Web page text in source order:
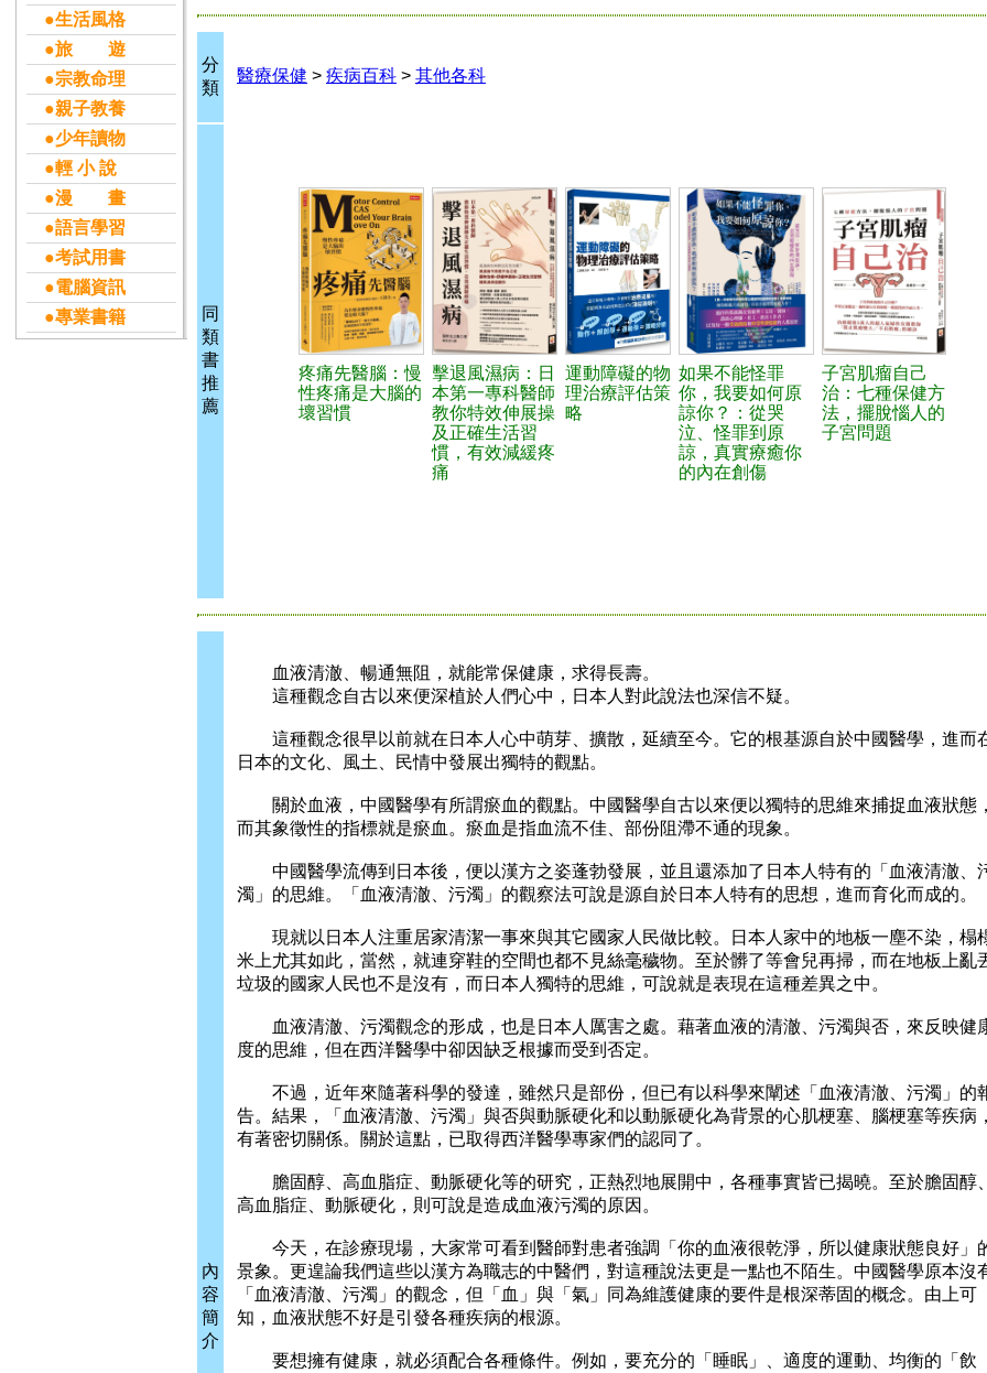
●生活風格
●旅 遊
●宗教命理
●親子教養
●少年讀物
●輕 小 說
●漫 畫
●語言學習
●考試用書
●電腦資訊
●專業書籍
分
類
醫療保健 > 疾病百科 > 其他各科
同
類
書
推
薦
疼痛先醫腦：慢
性疼痛是大腦的
壞習慣
擊退風濕病：日
本第一專科醫師
教你特效伸展操
及正確生活習
慣，有效減緩疼
痛
運動障礙的物
理治療評估策
略
如果不能怪罪
你，我要如何原
諒你？：從哭
泣、怪罪到原
諒，真實療癒你
的內在創傷
子宮肌瘤自己
治：七種保健方
法，擺脫惱人的
子宮問題
內
容
簡
介
血液清澈、暢通無阻，就能常保健康，求得長壽。
這種觀念自古以來便深植於人們心中，日本人對此說法也深信不疑。
這種觀念很早以前就在日本人心中萌芽、擴散，延續至今。它的根基源自於中國醫學，進而
日本的文化、風土、民情中發展出獨特的觀點。
關於血液，中國醫學有所謂瘀血的觀點。中國醫學自古以來便以獨特的思維來捕捉血液狀態，
而其象徵性的指標就是瘀血。瘀血是指血流不佳、部份阻滯不通的現象。
中國醫學流傳到日本後，便以漢方之姿蓬勃發展，並且還添加了日本人特有的「血液清澈、
濁」的思維。「血液清澈、污濁」的觀察法可說是源自於日本人特有的思想，進而育化而成的。
現就以日本人注重居家清潔一事來與其它國家人民做比較。日本人家中的地板一塵不染，榻
米上尤其如此，當然，就連穿鞋的空間也都不見絲毫穢物。至於髒了等會兒再掃，而在地板上亂
垃圾的國家人民也不是沒有，而日本人獨特的思維，可說就是表現在這種差異之中。
血液清澈、污濁觀念的形成，也是日本人厲害之處。藉著血液的清澈、污濁與否，來反映健
度的思維，但在西洋醫學中卻因缺乏根據而受到否定。
不過，近年來隨著科學的發達，雖然只是部份，但已有以科學來闡述「血液清澈、污濁」的
告。結果，「血液清澈、污濁」與否與動脈硬化和以動脈硬化為背景的心肌梗塞、腦梗塞等疾病，
有著密切關係。關於這點，已取得西洋醫學專家們的認同了。
膽固醇、高血脂症、動脈硬化等的研究，正熱烈地展開中，各種事實皆已揭曉。至於膽固醇、
高血脂症、動脈硬化，則可說是造成血液污濁的原因。
今天，在診療現場，大家常可看到醫師對患者強調「你的血液很乾淨，所以健康狀態良好」
景象。更遑論我們這些以漢方為職志的中醫們，對這種說法更是一點也不陌生。中國醫學原本沒
「血液清澈、污濁」的觀念，但「血」與「氣」同為維護健康的要件是根深蒂固的概念。由上可
知，血液狀態不好是引發各種疾病的根源。
要想擁有健康，就必須配合各種條件。例如，要充分的「睡眠」、適度的運動、均衡的「飲